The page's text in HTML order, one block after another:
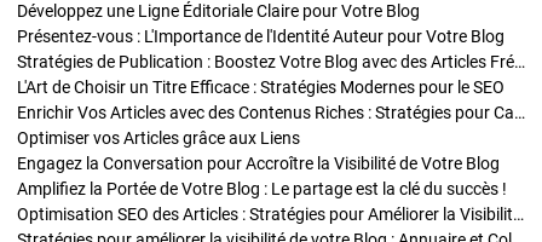
Développez une Ligne Éditoriale Claire pour Votre Blog
Présentez-vous : L'Importance de l'Identité Auteur pour Votre Blog
Stratégies de Publication : Boostez Votre Blog avec des Articles Fréquents et Exclusifs
L'Art de Choisir un Titre Efficace : Stratégies Modernes pour le SEO
Enrichir Vos Articles avec des Contenus Riches : Stratégies pour Captiver et Optimiser
Optimiser vos Articles grâce aux Liens
Engagez la Conversation pour Accroître la Visibilité de Votre Blog
Amplifiez la Portée de Votre Blog : Le partage est la clé du succès !
Optimisation SEO des Articles : Stratégies pour Améliorer la Visibilité de Votre Blog